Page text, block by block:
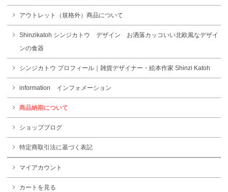
アウトレット（規格外）商品について
Shinzikatoh シンジカトウ デザイン お洒落カッコいい北欧風なデザイ
ンの食器
シンジカトウ プロフィール｜雑貨デザイナー・絵本作家 Shinzi Katoh
information インフォメーション
商品納期について
ショップブログ
特定商取引法に基づく表記
マイアカウント
カートを見る